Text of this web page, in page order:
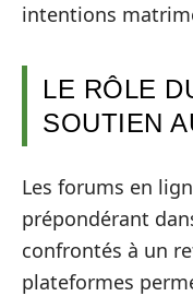
intentions
LE RÔLE
SOUTIEN
Les forums en
prépondérant
confrontés à un
plateformes